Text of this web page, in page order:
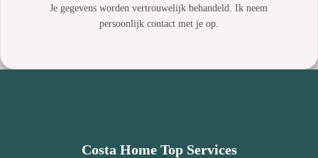
Je gegevens worden vertrouwelijk behandeld. Ik neem
persoonlijk contact met je op.
Costa Home Top Services